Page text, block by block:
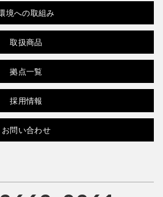
境への取組み
取扱商品
拠点一覧
採用情報
お問い合わせ